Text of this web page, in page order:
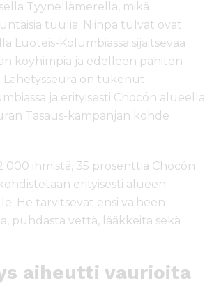
Tyynellämerellä, mikä
tuulia. Niinpä tulvat ovat
Luoteis-Kolumbiassa sijaitsevaa
köyhimpiä ja edelleen pahiten
Lähetysseura on tukenut
ja erityisesti Chocón alueella
Tasaus-kampanjan kohde
ihmistä, 35 prosenttia Chocón
erityisesti alueen
He tarvitsevat ensi vaiheen
puhdasta vettä, lääkkeitä sekä
aiheutti vaurioita